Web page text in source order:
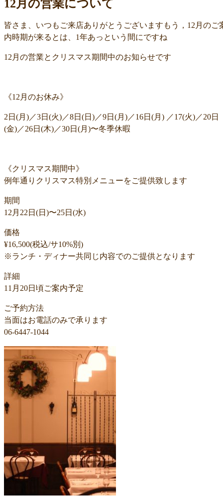
12月の営業について
皆さま、いつもご来店ありがとうございますもう，12月のご
内時期が来るとは、1年あっという間にですね
12月の営業とクリスマス期間中のお知らせです
《12月のお休み》
2日(月)／3日(火)／8日(日)／9日(月)／16日(月) ／17(火)／20日
(金)／26日(木)／30日(月)〜冬季休暇
《クリスマス期間中》
例年通りクリスマス特別メニューをご提供致します
期間
12月22日(日)〜25日(水)
価格
¥16,500(税込/サ10%別)
※ランチ・ディナー共同じ内容でのご提供となります
詳細
11月20日頃ご案内予定
ご予約方法
当面はお電話のみで承ります
06-6447-1044